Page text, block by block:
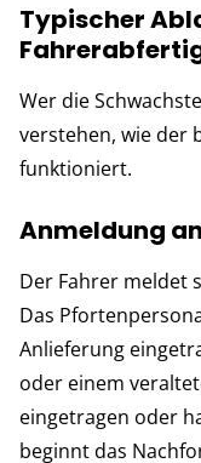
Typischer
Wer die
verstehen, wie der
funktioniert.
Anmeldung
Der Fahrer meldet
Das
Anlieferung
oder einem
eingetragen oder
beginnt das